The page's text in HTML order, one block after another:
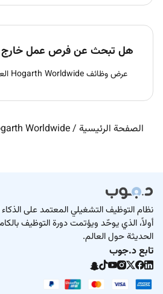
هل تبحث عن فرص عمل خارج
عرض وظائف Hogarth Worldwide العالمية
الصفحة الرئيسية /
Worldwide
نظام التوظيف التشغيلي المعتمد على
أولاً، الذي يوحّد ويؤتمت دورة التوظيف
الحديثة حول العالم.
تابع د.جوب